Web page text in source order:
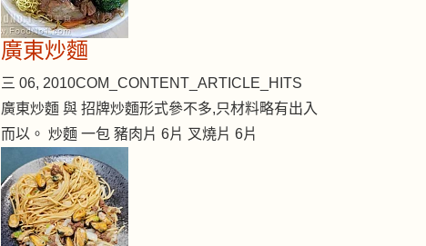
廣東炒麵
三 06, 2010COM_CONTENT_ARTICLE_HITS
廣東炒麵 與 招牌炒麵形式參不多,只材料略有出入
而以。 炒麵 一包 豬肉片 6片 叉燒片 6片